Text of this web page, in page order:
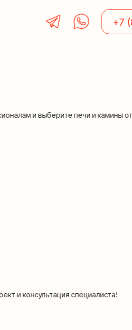
+7 (812) 929-98-09
печи и камины от компании
специалиста!